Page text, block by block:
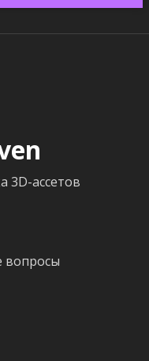
3D-ассетов
вопросы